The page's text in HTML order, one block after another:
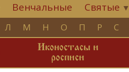
Венчальные Святые ▼
Л М Н О П Р С
Иконостасы и
росписи